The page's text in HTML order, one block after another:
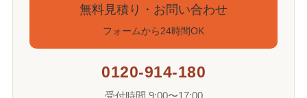
無料見積り・お問い合わせ
フォームから24時間OK
0120-914-180